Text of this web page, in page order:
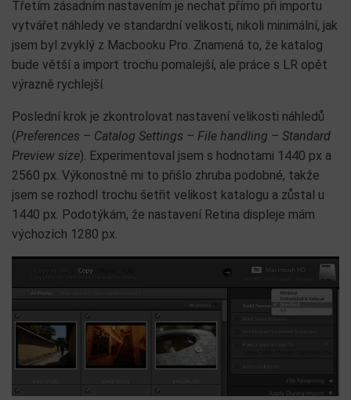
Třetím zásadním nastavením je nechat přímo při importu
vytvářet náhledy ve standardní velikosti, nikoli minimální, jak
jsem byl zvyklý z Macbooku Pro. Znamená to, že katalog
bude větší a import trochu pomalejší, ale práce s LR opět
výrazně rychlejší.
Poslední krok je zkontrolovat nastavení velikosti náhledů
(Preferences – Catalog Settings – File handling – Standard
Preview size). Experimentoval jsem s hodnotami 1440 px a
2560 px. Výkonostně mi to přišlo zhruba podobné, takže
jsem se rozhodl trochu šetřit velikost katalogu a zůstal u
1440 px. Podotýkám, že nastavení Retina displeje mám
výchozích 1280 px.